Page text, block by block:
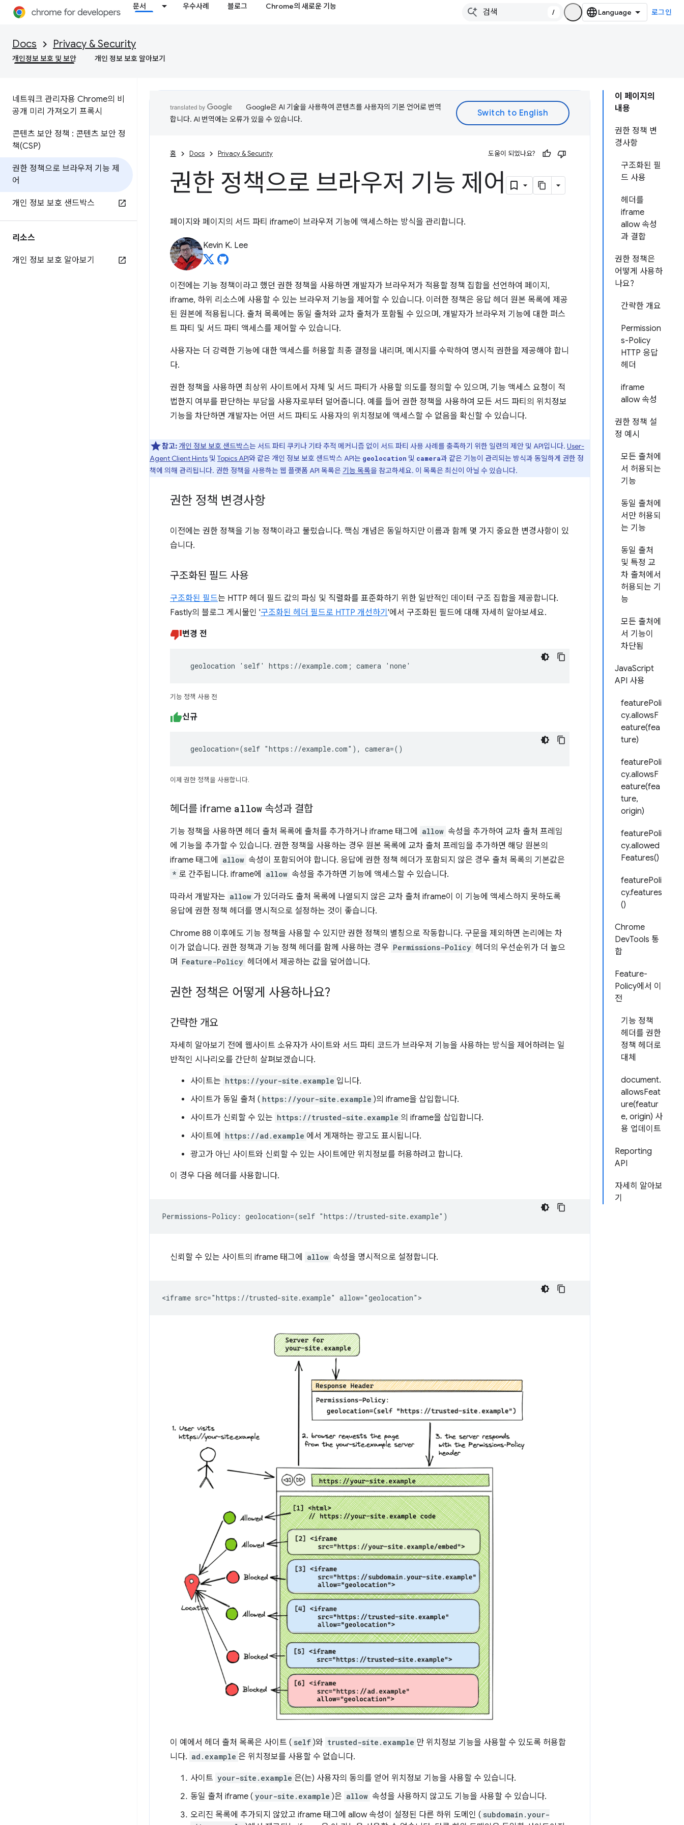
문서 우수사례 블로그 Chrome의 새로운 기능
/ 로그인
Docs Privacy & Security
개인정보 보호 및 보안 개인 정보 보호 알아보기
네트워크 관리자용 Chrome의 비
공개 미리 가져오기 프록시
콘텐츠 보안 정책 : 콘텐츠 보안 정
책(CSP)
권한 정책으로 브라우저 기능 제
어
개인 정보 보호 샌드박스
리소스
개인 정보 보호 알아보기
이 페이지의
내용
권한 정책 변
경사항
구조화된 필
드 사용
헤더를
iframe
allow 속성
과 결합
권한 정책은
어떻게 사용하
나요?
간략한 개요
Permission
s-Policy
HTTP 응답
헤더
iframe
allow 속성
권한 정책 설
정 예시
모든 출처에
서 허용되는
기능
동일 출처에
서만 허용되
는 기능
동일 출처
및 특정 교
차 출처에서
허용되는 기
능
모든 출처에
서 기능이
차단됨
JavaScript
API 사용
featurePoli
cy.allowsF
eature(fea
ture)
featurePoli
cy.allowsF
eature(fea
ture,
origin)
featurePoli
cy.allowed
Features()
featurePoli
cy.features
()
Chrome
DevTools 통
합
Feature-
Policy에서 이
전
기능 정책
헤더를 권한
정책 헤더로
대체
document.
allowsFeat
ure(featur
e, origin) 사
용 업데이트
Reporting
API
자세히 알아보
기
Google은 AI 기술을 사용하여 콘텐츠를 사용자의 기본 언어로 번역
합니다. AI 번역에는 오류가 있을 수 있습니다.
홈 Docs Privacy & Security 도움이 되었나요?
권한 정책으로 브라우저 기능 제어
페이지와 페이지의 서드 파티 iframe이 브라우저 기능에 액세스하는 방식을 관리합니다.
Kevin K. Lee
이전에는 기능 정책이라고 했던 권한 정책을 사용하면 개발자가 브라우저가 적용할 정책 집합을 선언하여 페이지,
iframe, 하위 리소스에 사용할 수 있는 브라우저 기능을 제어할 수 있습니다. 이러한 정책은 응답 헤더 원본 목록에 제공
된 원본에 적용됩니다. 출처 목록에는 동일 출처와 교차 출처가 포함될 수 있으며, 개발자가 브라우저 기능에 대한 퍼스
트 파티 및 서드 파티 액세스를 제어할 수 있습니다.
사용자는 더 강력한 기능에 대한 액세스를 허용할 최종 결정을 내리며, 메시지를 수락하여 명시적 권한을 제공해야 합니
다.
권한 정책을 사용하면 최상위 사이트에서 자체 및 서드 파티가 사용할 의도를 정의할 수 있으며, 기능 액세스 요청이 적
법한지 여부를 판단하는 부담을 사용자로부터 덜어줍니다. 예를 들어 권한 정책을 사용하여 모든 서드 파티의 위치정보
기능을 차단하면 개발자는 어떤 서드 파티도 사용자의 위치정보에 액세스할 수 없음을 확신할 수 있습니다.
참고: 개인 정보 보호 샌드박스는 서드 파티 쿠키나 기타 추적 메커니즘 없이 서드 파티 사용 사례를 충족하기 위한 일련의 제안 및 API입니다. User-
Agent Client Hints 및 Topics API와 같은 개인 정보 보호 샌드박스 API는 geolocation 및 camera과 같은 기능이 관리되는 방식과 동일하게 권한 정
책에 의해 관리됩니다. 권한 정책을 사용하는 웹 플랫폼 API 목록은 기능 목록을 참고하세요. 이 목록은 최신이 아닐 수 있습니다.
권한 정책 변경사항
이전에는 권한 정책을 기능 정책이라고 불렀습니다. 핵심 개념은 동일하지만 이름과 함께 몇 가지 중요한 변경사항이 있
습니다.
구조화된 필드 사용
구조화된 필드는 HTTP 헤더 필드 값의 파싱 및 직렬화를 표준화하기 위한 일반적인 데이터 구조 집합을 제공합니다.
Fastly의 블로그 게시물인 '구조화된 헤더 필드로 HTTP 개선하기 '에서 구조화된 필드에 대해 자세히 알아보세요.
변경 전
  geolocation 'self' https://example.com; camera 'none'
기능 정책 사용 전
신규
  geolocation=(self "https://example.com"), camera=()
이제 권한 정책을 사용합니다.
헤더를 iframe allow 속성과 결합
기능 정책을 사용하면 헤더 출처 목록에 출처를 추가하거나 iframe 태그에 allow 속성을 추가하여 교차 출처 프레임
에 기능을 추가할 수 있습니다. 권한 정책을 사용하는 경우 원본 목록에 교차 출처 프레임을 추가하면 해당 원본의
iframe 태그에
allow 속성이 포함되어야 합니다. 응답에 권한 정책 헤더가 포함되지 않은 경우 출처 목록의 기본값은
* 로 간주됩니다. iframe에 allow 속성을 추가하면 기능에 액세스할 수 있습니다.
따라서 개발자는 allow 가 있더라도 출처 목록에 나열되지 않은 교차 출처 iframe이 이 기능에 액세스하지 못하도록
응답에 권한 정책 헤더를 명시적으로 설정하는 것이 좋습니다.
Chrome 88 이후에도 기능 정책을 사용할 수 있지만 권한 정책의 별칭으로 작동합니다. 구문을 제외하면 논리에는 차
이가 없습니다. 권한 정책과 기능 정책 헤더를 함께 사용하는 경우 Permissions-Policy 헤더의 우선순위가 더 높으
며
Feature-Policy 헤더에서 제공하는 값을 덮어씁니다.
권한 정책은 어떻게 사용하나요?
간략한 개요
자세히 알아보기 전에 웹사이트 소유자가 사이트와 서드 파티 코드가 브라우저 기능을 사용하는 방식을 제어하려는 일
반적인 시나리오를 간단히 살펴보겠습니다.
사이트는 https://your-site.example 입니다.
사이트가 동일 출처 ( https://your-site.example )의 iframe을 삽입합니다.
사이트가 신뢰할 수 있는 https://trusted-site.example 의 iframe을 삽입합니다.
사이트에
https://ad.example 에서 게재하는 광고도 표시됩니다.
광고가 아닌 사이트와 신뢰할 수 있는 사이트에만 위치정보를 허용하려고 합니다.
이 경우 다음 헤더를 사용합니다.
신뢰할 수 있는 사이트의 iframe 태그에 allow 속성을 명시적으로 설정합니다.
이 예에서 헤더 출처 목록은 사이트 ( self )와 trusted-site.example 만 위치정보 기능을 사용할 수 있도록 허용합
니다. ad.example 은 위치정보를 사용할 수 없습니다.
사이트 your-site.example 은(는) 사용자의 동의를 얻어 위치정보 기능을 사용할 수 있습니다.
동일 출처 iframe ( your-site.example )은 allow 속성을 사용하지 않고도 기능을 사용할 수 있습니다.
오리진 목록에 추가되지 않았고 iframe 태그에 allow 속성이 설정된 다른 하위 도메인 ( subdomain.your-